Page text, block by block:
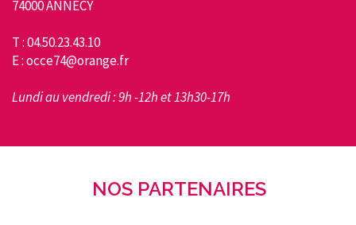
74000 ANNECY
T : 04.50.23.43.10
E : occe74@orange.fr
Lundi au vendredi : 9h -12h et 13h30-17h
NOS PARTENAIRES